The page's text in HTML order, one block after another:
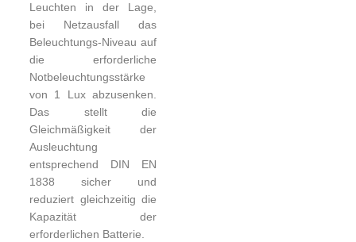
Leuchten in der Lage,
bei Netzausfall das
Beleuchtungs-Niveau auf
die erforderliche
Notbeleuchtungsstärke
von 1 Lux abzusenken.
Das stellt die
Gleichmäßigkeit der
Ausleuchtung
entsprechend DIN EN
1838 sicher und
reduziert gleichzeitig die
Kapazität der
erforderlichen Batterie.